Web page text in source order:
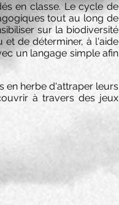
en classe. Le cycle de
tout au long de
sur la biodiversité
de déterminer, à l'aide
un langage simple afin
en herbe d'attraper leurs
à travers des jeux